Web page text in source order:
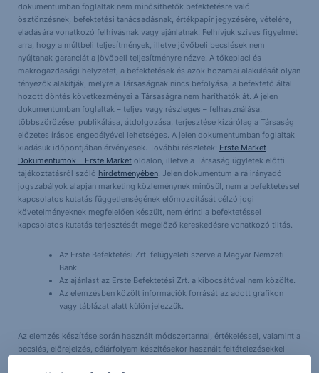
dokumentumban foglaltak nem minősíthetők befektetésre való
ösztönzésnek, befektetési tanácsadásnak, értékpapír jegyzésére, vételére,
eladására vonatkozó felhívásnak vagy ajánlatnak. Felhívjuk szíves figyelmét
arra, hogy a múltbeli teljesítmények, illetve jövőbeli becslések nem
nyújtanak garanciát a jövőbeli teljesítményre nézve. A tőkepiaci és
makrogazdasági helyzetet, a befektetések és azok hozamai alakulását olyan
tényezők alakítják, melyre a Társaságnak nincs befolyása, a befektető által
hozott döntés következményei a Társaságra nem háríthatók át. A jelen
dokumentumban foglaltak – teljes vagy részleges – felhasználása,
többszörözése, publikálása, átdolgozása, terjesztése kizárólag a Társaság
előzetes írásos engedélyével lehetséges. A jelen dokumentumban foglaltak
kiadásuk időpontjában érvényesek. További részletek: Erste Market
Dokumentumok – Erste Marketoldalon, illetve a Társaság ügyletek előtti
tájékoztatásról szóló hirdetményében. Jelen dokumentum a rá irányadó
jogszabályok alapján marketing közleménynek minősül, nem a befektetéssel
kapcsolatos kutatás függetlenségének előmozdítását célzó jogi
követelményeknek megfelelően készült, nem érinti a befektetéssel
kapcsolatos kutatás terjesztését megelőző kereskedésre vonatkozó tiltás.
Az Erste Befektetési Zrt. felügyeleti szerve a Magyar Nemzeti
Bank.
Az ajánlást az Erste Befektetési Zrt. a kibocsátóval nem közölte.
Az elemzésben közölt információk forrását az adott grafikon
vagy táblázat alatt külön jelezzük.
Az elemzés készítése során használt módszertannal, értékeléssel, valamint a
becslés, előrejelzés, célárfolyam készítésekor használt feltételezésekkel